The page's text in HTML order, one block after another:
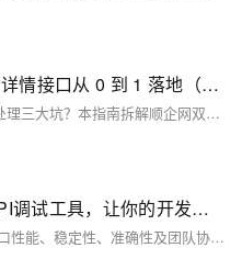
顺企网 API 开发实战：搜索 / 详情接口从 0 到 1 落地（附 Elasticsearch 优化 + 错误速查）
企业API开发常陷参数、缓存、错误处理三大坑？本指南拆解顺企网双接口全流程，涵盖搜索优化、签名验证、限流应对，附可复用代码与错误速查表，助你2小时高效搞定开发，提升响应速度与稳定性。
从接口性能到稳定性：这些API调试工具，让你的开发过程事半功倍
在软件开发中，接口调试与测试对接口性能、稳定性、准确性及团队协作至关重要。随着开发节奏加快，传统方式已难满足需求，专业API工具成为首选。本文介绍了Apifox、Postman、YApi、SoapUI、JMeter、Swagger等主流工具，对比其功能与适用场景，并推荐Apifox作为集成度高、支持中文、可视化强的一体化解决方案，助力提升API开发与测试效率。